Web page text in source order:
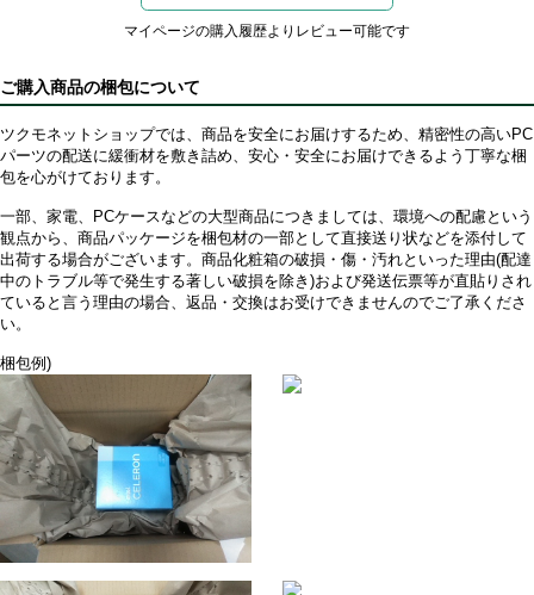
マイページの購入履歴よりレビュー可能です
ご購入商品の梱包について
ツクモネットショップでは、商品を安全にお届けするため、精密性の高いPC
パーツの配送に緩衝材を敷き詰め、安心・安全にお届けできるよう丁寧な梱
包を心がけております。
一部、家電、PCケースなどの大型商品につきましては、環境への配慮という
観点から、商品パッケージを梱包材の一部として直接送り状などを添付して
出荷する場合がございます。商品化粧箱の破損・傷・汚れといった理由(配達
中のトラブル等で発生する著しい破損を除き)および発送伝票等が直貼りされ
ていると言う理由の場合、返品・交換はお受けできませんのでご了承くださ
い。
梱包例)